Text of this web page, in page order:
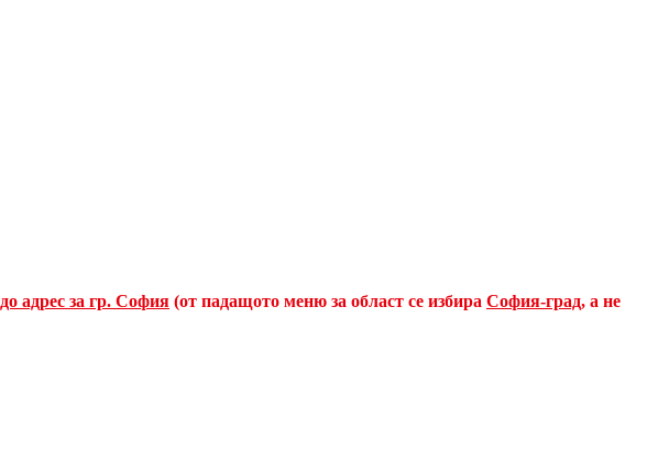
до адрес за гр. София (от падащото меню за област се избира София-град, а не